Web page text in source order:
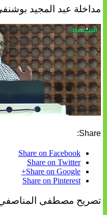
مداخلة عبد المجيد بوشنفى
Share:
Share on Facebook
Share on Twitter
Share on Google+
Share on Pinterest
تصريح مصطفى المناصفي